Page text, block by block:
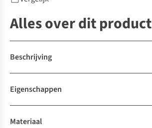
Alles over dit product
Beschrijving
Eigenschappen
Materiaal